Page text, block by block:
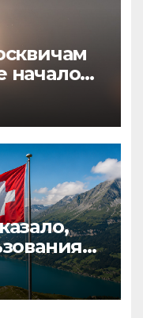
начало
в